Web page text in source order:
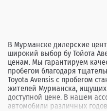
В Мурманске дилерские
широкий выбор бу Тойота
ценам. Мы гарантируем
пробегом благодаря
Toyota Avensis с пробегом
жителей Мурманска,
доступной цене. В нашем
автомобили различных